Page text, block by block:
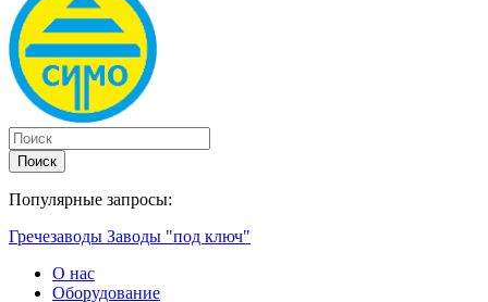
Поиск
Популярные запросы:
Гречезаводы Заводы "под ключ"
О нас
Оборудование